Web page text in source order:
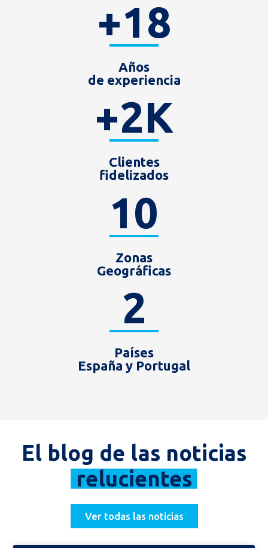
+18
Años
de experiencia
+2K
Clientes
fidelizados
10
Zonas
Geográficas
2
Países
España y Portugal
El blog de las noticias
relucientes
Ver todas las noticias